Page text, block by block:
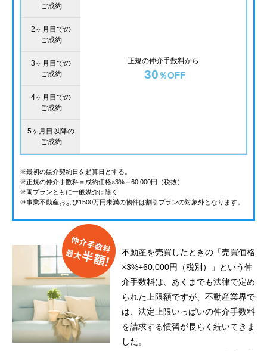
ご成約
正規の仲介手数料から
30 ％OFF
2ヶ月目での
ご成約
3ヶ月目での
ご成約
4ヶ月目での
ご成約
5ヶ月目以降の
ご成約
※最初の媒介契約日を起算日とする。
※正規の仲介手数料＝成約価格×3%＋60,000円（税抜）
※両プランともに一般媒介は除く
※事業不動産および1500万円未満の物件は割引プランの対象外となります。
不動産を売買したときの「売買価格
×3%+60,000円（税別）」という仲
介手数料は、あくまでも法律で定め
られた上限額ですが、不動産業界で
は、法定上限いっぱいの仲介手数料
を請求する慣習が長らく続いてきま
した。